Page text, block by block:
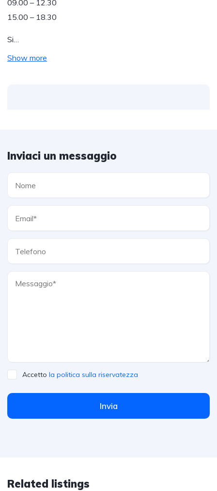
09.00 – 12.30
15.00 – 18.30
Si…
Show more
Inviaci un messaggio
Accetto la politica sulla riservatezza
Invia
Related listings